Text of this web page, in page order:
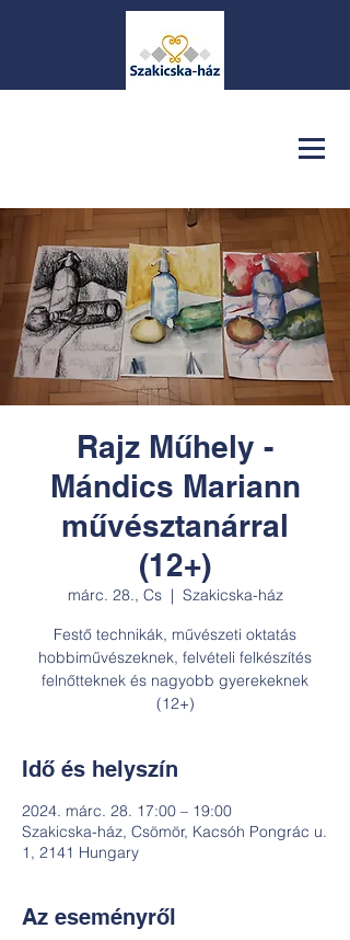
Rajz Műhely -
Mándics Mariann
művésztanárral
(12+)
márc. 28., Cs
  |
Szakicska-ház
Festő technikák, művészeti oktatás
hobbiművészeknek, felvételi felkészítés
felnőtteknek és nagyobb gyerekeknek
(12+)
Idő és helyszín
2024. márc. 28. 17:00 – 19:00
Szakicska-ház, Csömör, Kacsóh Pongrác u.
1, 2141 Hungary
Az eseményről